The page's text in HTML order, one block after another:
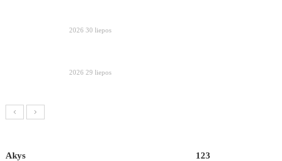
2026 30 liepos
2026 29 liepos
Akys 123